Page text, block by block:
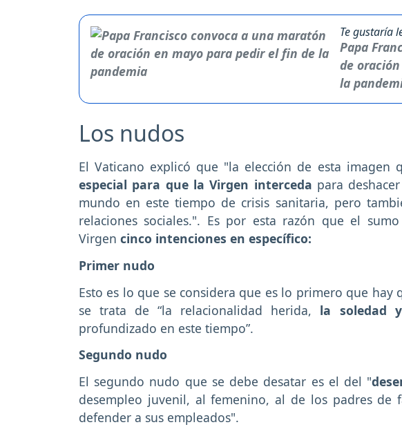
Te gustaría
Papa
de
la
Los nudos
El Vaticano explicó que "la elección de esta imagen
especial para que la Virgen interceda para
mundo en este tiempo de crisis sanitaria, pero
relaciones sociales.". Es por esta razón que el
Virgen cinco intenciones en específico:
Primer nudo
Esto es lo que se considera que es lo primero que hay
se trata de “la relacionalidad herida, la soledad
profundizado en este tiempo”.
Segundo nudo
El segundo nudo que se debe desatar es el del "
desempleo juvenil, al femenino, al de los padres
defender a sus empleados".